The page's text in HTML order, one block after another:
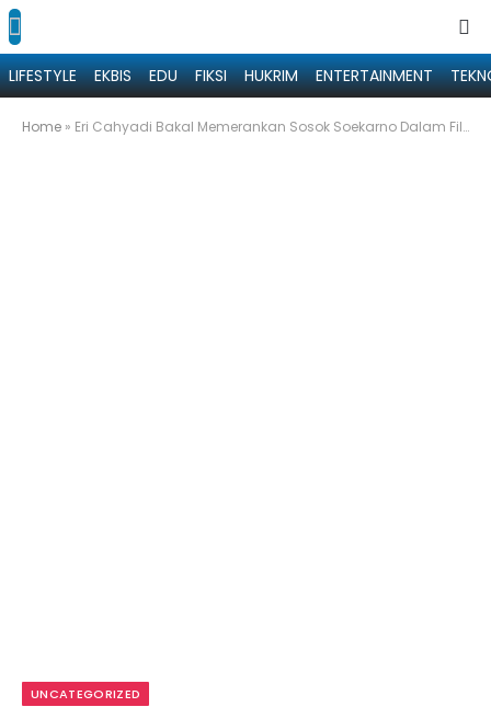
LIFESTYLE EKBIS EDU FIKSI HUKRIM ENTERTAINMENT
Home » Eri Cahyadi Bakal Memerankan Sosok Soekarno Dalam Film Dokumenter
UNCATEGORIZED